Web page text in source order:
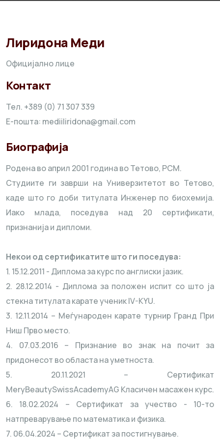
Лиридона Меди
Официјално лице
Контакт
Тел. +389 (0) 71 307 339
Е-пошта: mediiliridona@gmail.com
Биографија
Родена во април 2001 година во Тетово, РСМ.
Студиите ги заврши на Универзитетот во Тетово,
каде што го доби титулата Инженер по биохемија.
Иако млада, поседува над 20 сертификати,
признанија и дипломи.
Некои од сертификатите што ги поседува:
1. 15.12.2011 - Диплома за курс по англиски јазик.
2. 28.12.2014 - Диплома за положен испит со што ја
стекна титулата карате ученик IV-KYU.
3. 12.11.2014 – Меѓународен карате турнир Гранд При
Ниш Прво место.
4. 07.03.2016 – Признание во знак на почит за
придонесот во областа на уметноста.
5. 20.11.2021 – Сертификат
MeryBeautySwissAcademyAG Класичен масажен курс.
6. 18.02.2024 – Сертификат за учество - 10-то
натпреварување по математика и физика.
7. 06.04.2024 – Сертификат за постигнување.